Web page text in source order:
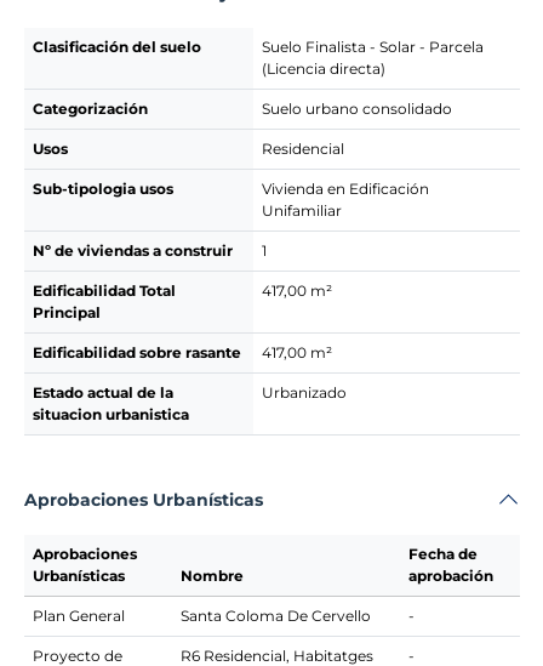
Clasificación del suelo
Suelo Finalista - Solar - Parcela
(Licencia directa)
Categorización Suelo urbano consolidado
Usos Residencial
Sub-tipologia usos
Vivienda en Edificación
Unifamiliar
Nº de viviendas a construir 1
Edificabilidad Total
Principal
417,00 m²
Edificabilidad sobre rasante 417,00 m²
Estado actual de la
situacion urbanistica
Urbanizado
Aprobaciones Urbanísticas
Aprobaciones
Urbanísticas
Nombre
Fecha de
aprobación
Plan General Santa Coloma De Cervello -
Proyecto de
R6 Residencial, Habitatges
-